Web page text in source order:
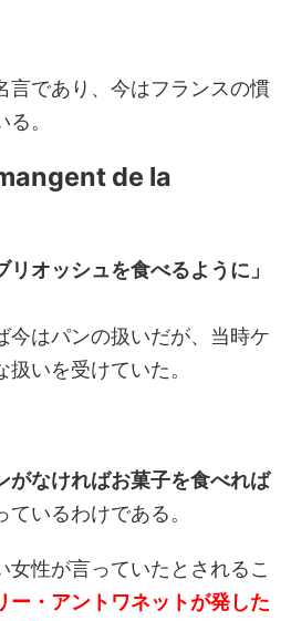
言であり、今はフランスの慣
。
mangent de la
リオッシュを食べるように」
今はパンの扱いだが、当時ケ
いを受けていた。
がなければお菓子を食べれば
ているわけである。
女性が言っていたとされるこ
ー・アントワネットが発した